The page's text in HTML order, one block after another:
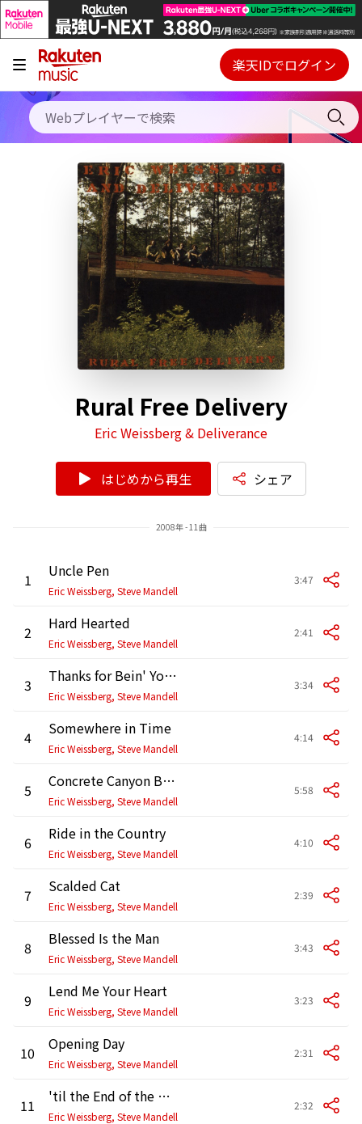
キャンペーン
料金プラン
使い方
初回30日間無料お試し
Webプレイヤー
ご契約内容の確認・変更
楽天IDでログイン
Rural Free Delivery
Eric Weissberg & Deliverance
はじめから再生 シェア
2008年 - 11曲
1 Uncle Pen
Eric Weissberg, Steve Mandell
3:47
2 Hard Hearted
Eric Weissberg, Steve Mandell
2:41
3 Thanks for Bein' You and Lovin' Me
Eric Weissberg, Steve Mandell
3:34
4 Somewhere in Time
Eric Weissberg, Steve Mandell
4:14
5 Concrete Canyon Boogie
Eric Weissberg, Steve Mandell
5:58
6 Ride in the Country
Eric Weissberg, Steve Mandell
4:10
7 Scalded Cat
Eric Weissberg, Steve Mandell
2:39
8 Blessed Is the Man
Eric Weissberg, Steve Mandell
3:43
9 Lend Me Your Heart
Eric Weissberg, Steve Mandell
3:23
10 Opening Day
Eric Weissberg, Steve Mandell
2:31
11 'til the End of the World Rolls Around
Eric Weissberg, Steve Mandell
2:32